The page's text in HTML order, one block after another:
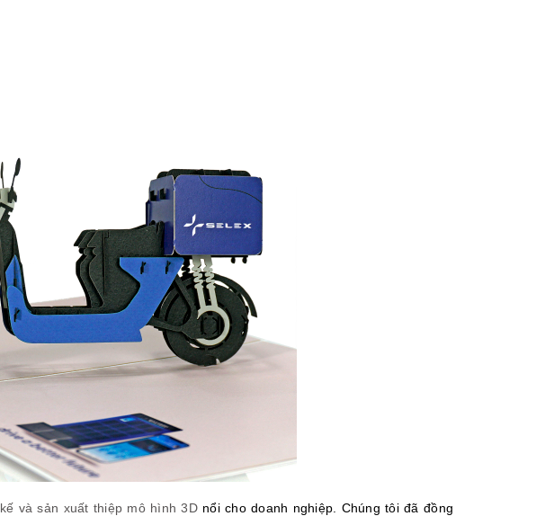
và sản xuất thiệp mô hình 3Dnổi cho doanh nghiệp. Chúng tôi đã đồng